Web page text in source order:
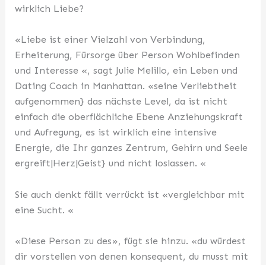
wirklich Liebe?
«Liebe ist einer Vielzahl von Verbindung,
Erheiterung, Fürsorge über Person Wohlbefinden
und Interesse «, sagt Julie Melillo, ein Leben und
Dating Coach in Manhattan. «seine Verliebtheit
aufgenommen} das nächste Level, da ist nicht
einfach die oberflächliche Ebene Anziehungskraft
und Aufregung, es ist wirklich eine intensive
Energie, die Ihr ganzes Zentrum, Gehirn und Seele
ergreift|Herz|Geist} und nicht loslassen. «
Sie auch denkt fällt verrückt ist «vergleichbar mit
eine Sucht. «
«Diese Person zu des», fügt sie hinzu. «du würdest
dir vorstellen von denen konsequent, du musst mit